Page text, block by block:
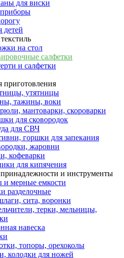
для виски
детей
на стол
салфетки
и салфетки
приготовления
утятницы
тажины, воки
мантоварки, скороварки
для сковородок
для СВЧ
горшки для запекания
жаровни
кофеварки
для кипячения
и инструменты
и мерные емкости
разделочные
сита, воронки
терки, мельницы,
навеска
топоры, орехоколы
колодки для ножей